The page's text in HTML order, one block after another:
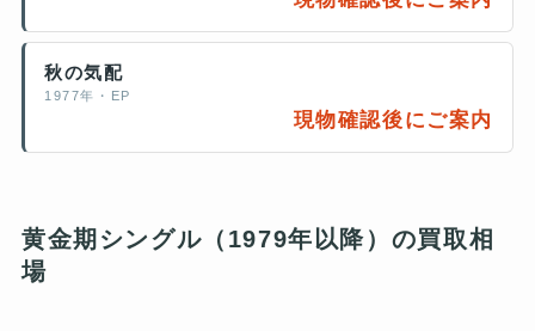
秋の気配
1977年・EP
現物確認後にご案内
黄金期シングル（1979年以降）の買取相
場